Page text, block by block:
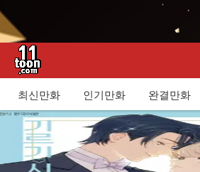
최신만화 인기만화 완결만화